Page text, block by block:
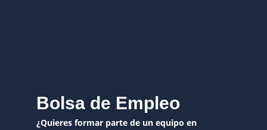
Bolsa de Empleo
¿Quieres formar parte de un equipo en